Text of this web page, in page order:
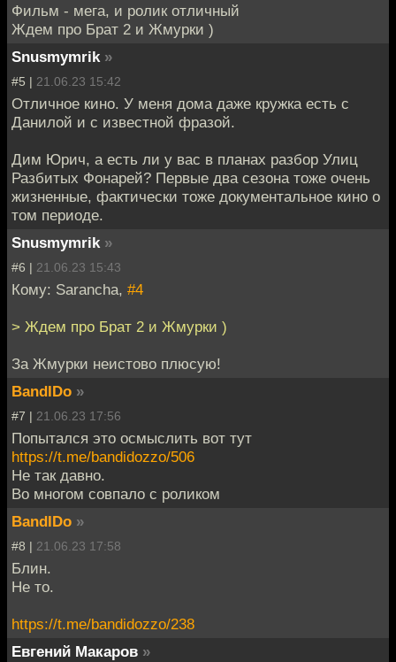
Фильм - мега, и ролик отличный
Ждем про Брат 2 и Жмурки )
Snusmymrik »
#5 | 21.06.23 15:42
Отличное кино. У меня дома даже кружка есть с
Данилой и с известной фразой.
Дим Юрич, а есть ли у вас в планах разбор Улиц
Разбитых Фонарей? Первые два сезона тоже очень
жизненные, фактически тоже документальное кино о
том периоде.
Snusmymrik »
#6 | 21.06.23 15:43
Кому: Sarancha, #4
> Ждем про Брат 2 и Жмурки )
За Жмурки неистово плюсую!
BandIDo »
#7 | 21.06.23 17:56
Попытался это осмыслить вот тут
https://t.me/bandidozzo/506
Не так давно.
Во многом совпало с роликом
BandIDo »
#8 | 21.06.23 17:58
Блин.
Не то.
https://t.me/bandidozzo/238
Евгений Макаров »